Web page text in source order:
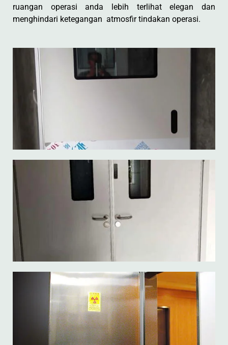
ruangan operasi anda lebih terlihat elegan dan
menghindari ketegangan atmosfir tindakan operasi.